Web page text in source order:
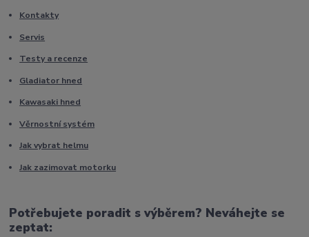
Kontakty
Servis
Testy a recenze
Gladiator hned
Kawasaki hned
Věrnostní systém
Jak vybrat helmu
Jak zazimovat motorku
Potřebujete poradit s výběrem? Neváhejte se
zeptat: